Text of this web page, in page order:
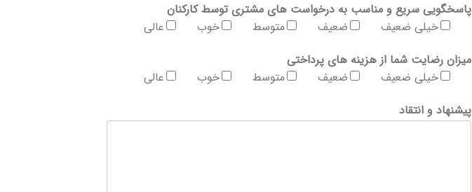
پاسخگویی سریع و مناسب به درخواست های مشتری توسط کارکنان
خیلی ضعیف
ضعیف متوسط خوب
عالی
میزان رضایت شما از هزینه های پرداختی
خیلی ضعیف
ضعیف متوسط خوب
عالی
پیشنهاد و انتقاد